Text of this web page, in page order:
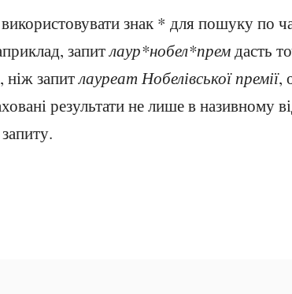
знак * для пошуку по
запитлаур*нобел*премдасть
ніж запитлауреат Нобелівської премії,
результати не лише в називному